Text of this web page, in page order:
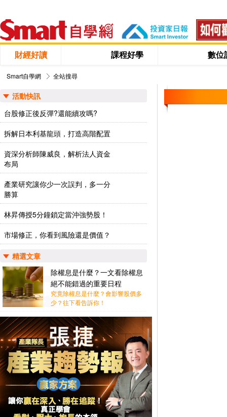
財經好讀 課程好學 數位
Smart自學網 全站搜尋
活動快訊
台股修正後反彈?還能續攻嗎?
拆解日本利基龍頭，打造高階配置
資深分析師陳威良，解析法人資金
布局
產業研究讓你少一次誤判，多一分
勝算
林昇傳授5分鐘鎖定當沖強勢股！
市場修正，你看到風險還是價值？
精選文章
除權息是什麼？一文看除權息
絕不能錯過的重要日程
究竟除權息是什麼？會影響股價多
少？往下看告訴你！